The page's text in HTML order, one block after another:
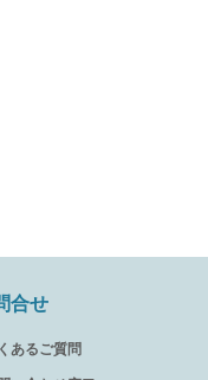
合せ
あるご質問